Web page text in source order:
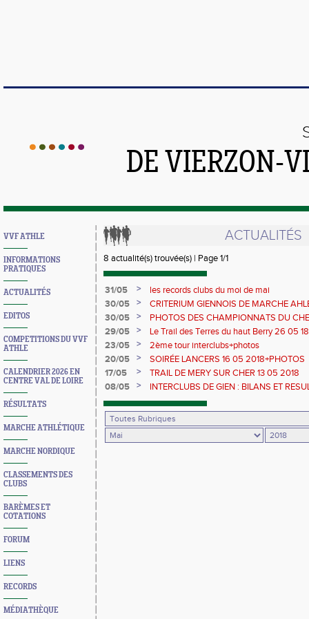
DE VIERZON-
VVF ATHLE
INFORMATIONS
PRATIQUES
ACTUALITÉS
EDITOS
COMPETITIONS DU VVF
ATHLE
CALENDRIER 2026 EN
CENTRE VAL DE LOIRE
RÉSULTATS
MARCHE ATHLÉTIQUE
MARCHE NORDIQUE
CLASSEMENTS DES
CLUBS
BARÈMES ET
COTATIONS
FORUM
LIENS
RECORDS
MÉDIATHÈQUE
ACTUALITÉS
8 actualité(s) trouvée(s) | Page 1/1
31/05 >
les records clubs du moi de mai
30/05
>
CRITERIUM GIENNOIS DE MARCHE
2018+PHOTOS
30/05 >
PHOTOS DES CHAMPIONNATS DU
29/05
>
Le Trail des Terres du haut Berry 26 05
Républicain
23/05 >
2ème tour interclubs+photos
20/05
>
SOIRÉE LANCERS 16 05 2018+PHOTOS
17/05
>
TRAIL DE MERY SUR CHER 13 05 2018
08/05
> INTERCLUBS DE GIEN : BILANS ET